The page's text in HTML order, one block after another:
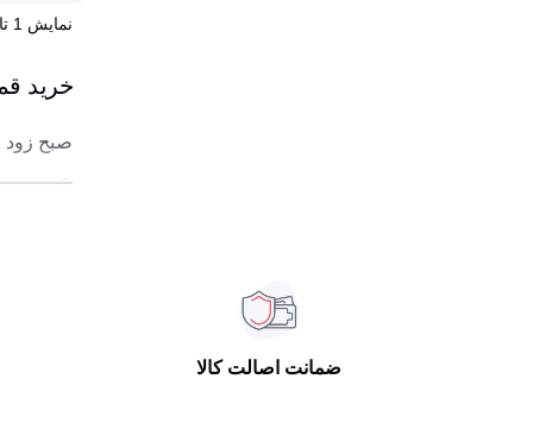
نمایش 1 تا 20 از 29 مورد
خرید
صبح زود
یک روز
را رقم
و ضمانت اصالت کالا